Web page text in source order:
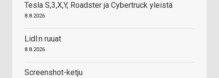
Tesla S,3,X,Y, Roadster ja Cybertruck yleistä
8.8.2026
Lidl:n ruuat
8.8.2026
Screenshot-ketju